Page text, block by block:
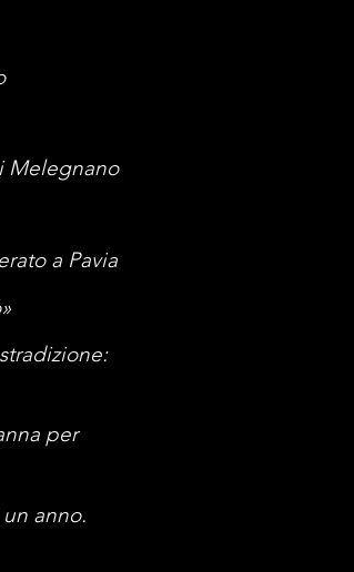
Melegnano
a Pavia
per
anno.